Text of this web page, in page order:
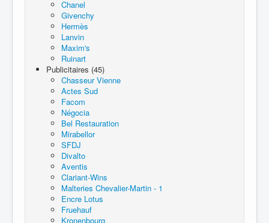
Chanel
Givenchy
Hermès
Lanvin
Maxim's
Ruinart
Publicitaires (45)
Chasseur Vienne
Actes Sud
Facom
Négocia
Bel Restauration
Mirabellor
SFDJ
Divalto
Aventis
Clariant-Wins
Malteries Chevalier-Martin - 1
Encre Lotus
Fruehauf
Kronenbourg